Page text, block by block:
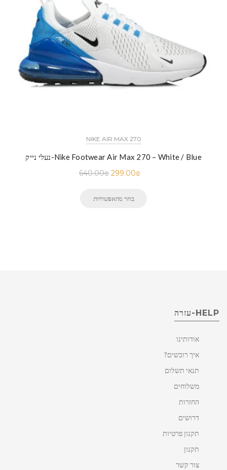
NIKE AIR MAX 270
נעלי נייק-Nike Footwear Air Max 270 – White / Blue
640.00₪ 299.00₪
בחר מהאפשרויות
HELP-עזרה
אודותינו
איך רוכשים?
תנאי תשלום
משלוחים
החזרות
דרושים
תקנון פרטיות
תקנון
צור קשר